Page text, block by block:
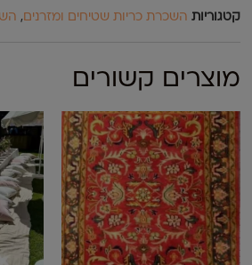
קטגוריות השכרת כריות שטיחים ומזרנים,
מוצרים קשורים